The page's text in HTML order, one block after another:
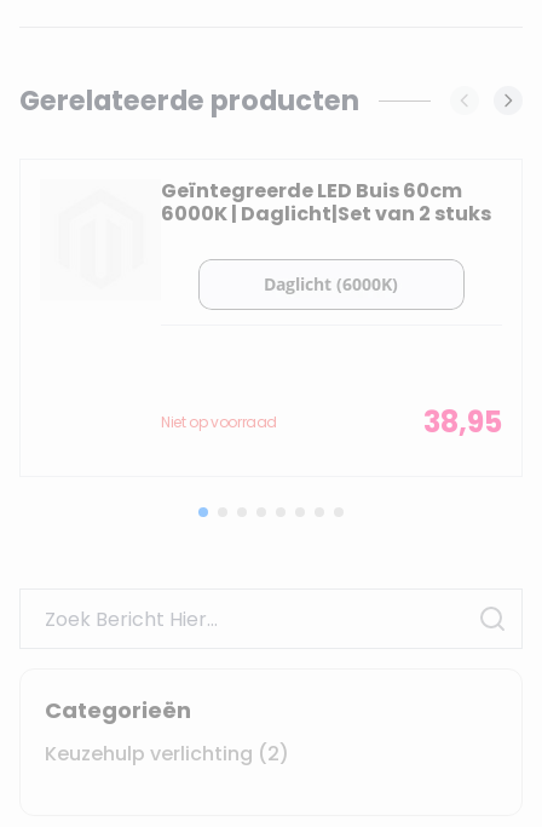
Navigating through the elements of the carousel is
Press to skip carousel
Gerelateerde producten
Geïntegreerde LED Buis 60cm
6000K | Daglicht|Set van 2 stuks
Niet op voorraad 38,95
Categorieën
Keuzehulp verlichting (2)